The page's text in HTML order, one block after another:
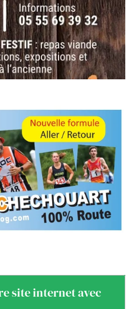
site internet avec